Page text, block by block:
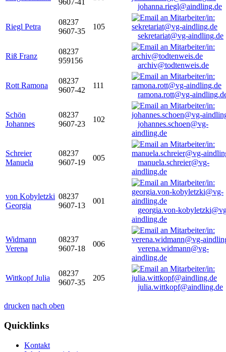
9607-41
johanna.riegl@aindling.de
Riegl Petra
08237
9607-35
105
sekretariat@vg-aindling.de
Riß Franz
08237
959156
archiv@todtenweis.de
Rott Ramona
08237
9607-42
111
ramona.rott@vg-
Schön
Johannes
08237
9607-23
102
johannes.schoen@vg-
aindling.de
Schreier
Manuela
08237
9607-19
005
manuela.schreier@vg-
aindling.de
von Kobyletzki
Georgia
08237
9607-13
001
georgia.von-
aindling.de
Widmann
Verena
08237
9607-18
006
verena.widmann@vg-
aindling.de
Wittkopf Julia
08237
9607-35
205
julia.wittkopf@aindling.de
drucken nach oben
Quicklinks
Kontakt